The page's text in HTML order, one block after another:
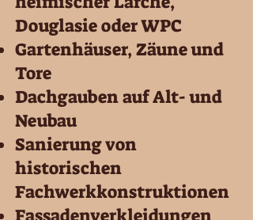
Douglasie oder WPC
Gartenhäuser, Zäune und
Tore
Dachgauben auf Alt- und
Neubau
Sanierung von
historischen
Fachwerkkonstruktionen